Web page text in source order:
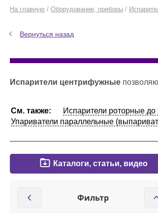
На главную / Оборудование, приборы /
Вернуться назад
Испарители центрифужные позволяют методом
См. также:
Испарители роторные до
Упариватели параллельные
Каталоги, статьи, видео
Фильтр